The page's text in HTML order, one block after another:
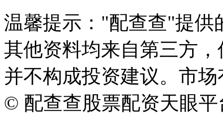
温馨提示："配查查"提供
其他资料均来自第三方
并不构成投资建议。市
© 配查查股票配资天眼平